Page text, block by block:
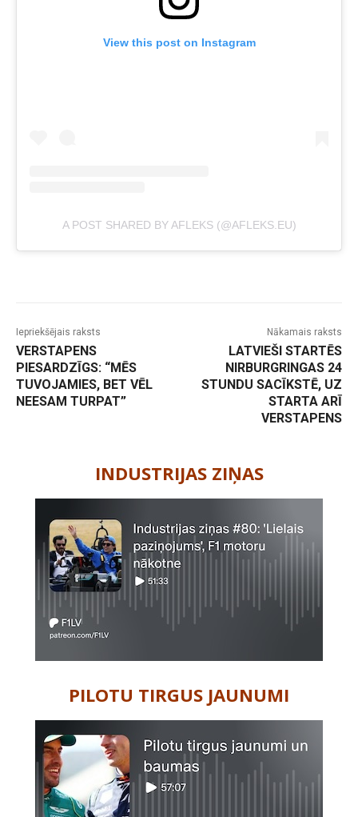
View this post on Instagram
A POST SHARED BY AFLEKS (@AFLEKS.EU)
Iepriekšējais raksts
VERSTAPENS
PIESARDZĪGS: “MĒS
TUVOJAMIES, BET VĒL
NEESAM TURPAT”
Nākamais raksts
LATVIEŠI STARTĒS
NIRBURGRINGAS 24
STUNDU SACĪKSTĒ, UZ
STARTA ARĪ
VERSTAPENS
INDUSTRIJAS ZIŅAS
PILOTU TIRGUS JAUNUMI